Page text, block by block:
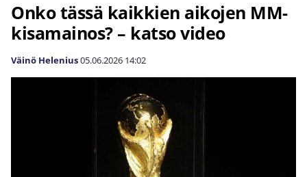
Onko tässä kaikkien aikojen MM-
kisamainos? – katso video
Väinö Helenius05.06.2026 14:02